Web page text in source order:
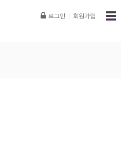
로그인 회원가입